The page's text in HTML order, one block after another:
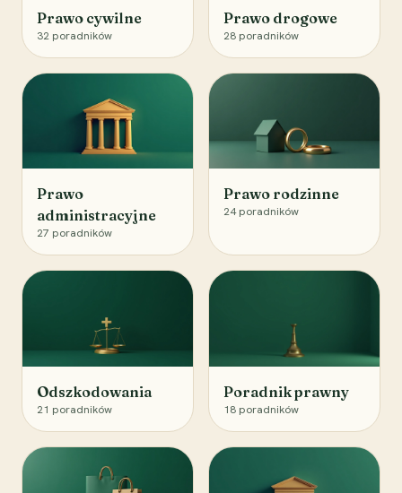
Prawo cywilne
32 poradników
Prawo drogowe
28 poradników
Prawo
administracyjne
27 poradników
Prawo rodzinne
24 poradników
Odszkodowania
21 poradników
Poradnik prawny
18 poradników